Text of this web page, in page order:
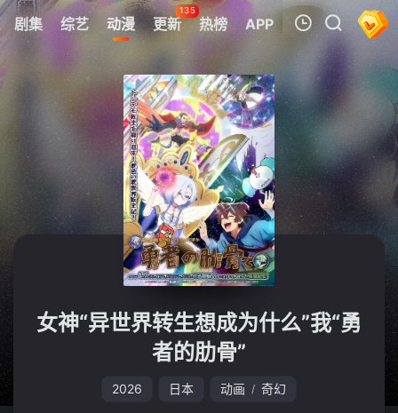
剧集 综艺 动漫 更新
135
热榜 APP
我的观影记录
暂无观看影片的记录
女神“异世界转生想成为什么”我“勇
者的肋骨”
2026 日本 动画 / 奇幻